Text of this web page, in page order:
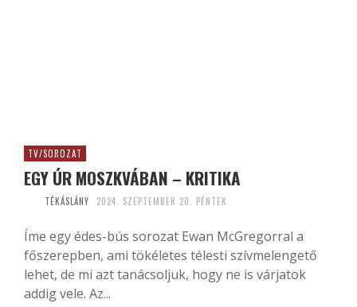
TV/SOROZAT
EGY ÚR MOSZKVÁBAN – KRITIKA
TÉKÁSLÁNY 2024. SZEPTEMBER 20. PÉNTEK
Íme egy édes-bús sorozat Ewan McGregorral a
főszerepben, ami tökéletes télesti szívmelengető
lehet, de mi azt tanácsoljuk, hogy ne is várjatok
addig vele. Az...